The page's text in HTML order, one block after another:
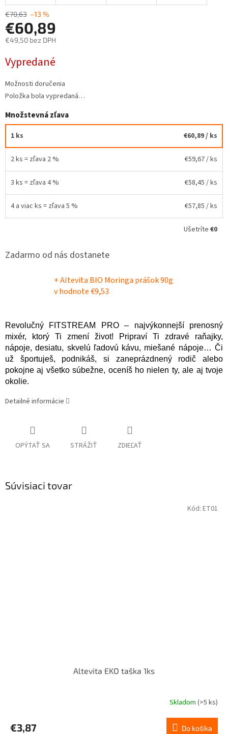
€70,63 –13 %
€60,89
€49,50 bez DPH
cena:
Vypredané
Možnosti doručenia
Položka bola vypredaná…
Množstevná zľava
1 ks €60,89/ ks
2 ks = zľava 2 % €59,67/ ks
3 ks = zľava 4 % €58,45 / ks
4 a viac ks = zľava 5 % €57,85 / ks
Ušetríte €0
Zadarmo od nás dostanete
+ Altevita BIO Moringa prášok 90g
v hodnote €9,53
Revolučný FITSTREAM PRO – najvýkonnejší prenosný
mixér, ktorý Ti zmení život! Pripraví Ti zdravé raňajky,
nápoje, desiatu, skvelú ľadovú kávu, miešané nápoje… Či
už športuješ, podnikáš, si zaneprázdnený rodič alebo
pokojne aj všetko súbežne, oceníš ho nielen ty, ale aj tvoje
okolie.
Detailné informácie
OPÝTAŤ SA STRÁŽIŤ ZDIEĽAŤ
Súvisiaci tovar
Altevita EKO taška 1ks
Skladom (>5 ks)
€3,87 Do košíka
Kód: ET01